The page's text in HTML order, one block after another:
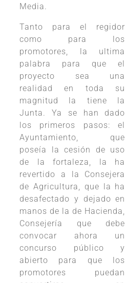
Media.
Tanto para el regidor
como para los
promotores, la ultima
palabra para que el
proyecto sea una
realidad en toda su
magnitud la tiene la
Junta. Ya se han dado
los primeros pasos: el
Ayuntamiento, que
poseía la cesión de uso
de la fortaleza, la ha
revertido a la Consejera
de Agricultura, que la ha
desafectado y dejado en
manos de la de Hacienda,
Consejería que debe
convocar ahora un
concurso público y
abierto para que los
promotores puedan